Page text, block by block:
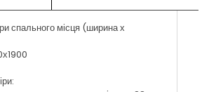
спального місця (ширина х